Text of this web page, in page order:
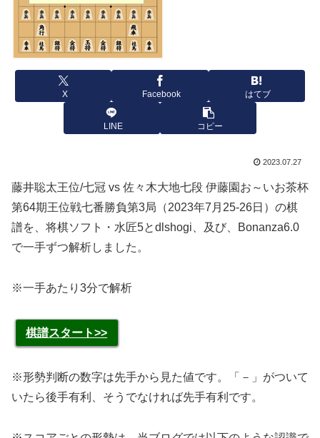
X Facebook はてブ
LINE コピー
2023.07.27
藤井聡太王位/七冠 vs 佐々木大地七段 伊藤園お～いお茶杯
第64期王位戦七番勝負第3局（2023年7月25-26日）の棋
譜を、将棋ソフト・水匠5とdlshogi、及び、Bonanza6.0
で一手ずつ解析しました。
※一手あたり3分で解析
棋譜スタート>>
※形勢判断の数字は先手から見た値です。「－」がついて
いたら後手有利、そうでなければ先手有利です。